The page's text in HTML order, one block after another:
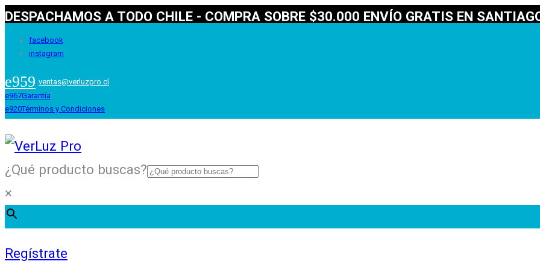
DESPACHAMOS A TODO CHILE - COMPRA SOBRE $30.000 ENVÍO GRATIS EN
facebook
instagram
ventas@verluzpro.cl
Garantía
Términos y Condiciones
¿Qué producto buscas?
×
Regístrate